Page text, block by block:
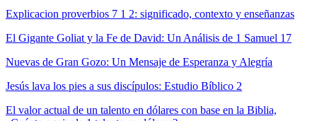
Explicacion proverbios 7 1 2: significado, contexto y enseñanzas
El Gigante Goliat y la Fe de David: Un Análisis de 1 Samuel 17
Nuevas de Gran Gozo: Un Mensaje de Esperanza y Alegría
Jesús lava los pies a sus discípulos: Estudio Bíblico 2
El valor actual de un talento en dólares con base en la Biblia,